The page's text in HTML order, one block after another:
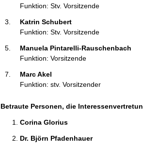
Funktion: Stv. Vorsitzende
Katrin Schubert
Funktion: Stv. Vorsitzende
Manuela Pintarelli-Rauschenbach
Funktion: Vorsitzende
Marc Akel
Funktion: stv. Vorsitzender
Betraute Personen, die
Corina Glorius
Dr. Björn Pfadenhauer